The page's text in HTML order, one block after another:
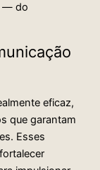
— do
eficaz,
que garantam
Esses